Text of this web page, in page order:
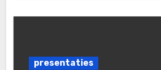
presentaties